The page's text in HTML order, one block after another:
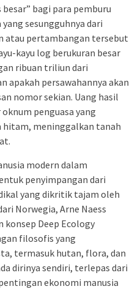
bagi para pemburu
sesungguhnya dari
atau pertambangan tersebut
kayu log berukuran besar
ribuan triliun dari
apakah persawahannya akan
nomor sekian. Uang hasil
penguasa yang
hitam, meninggalkan tanah
modern dalam
penyimpangan dari
yang dikritik tajam oleh
Norwegia, Arne Naess
konsep Deep Ecology
filosofis yang
termasuk hutan, flora, dan
dirinya sendiri, terlepas dari
ekonomi manusia